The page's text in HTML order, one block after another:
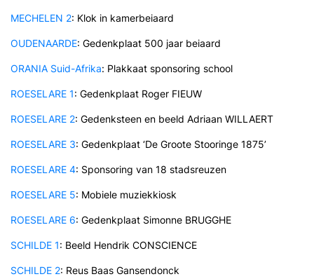
MECHELEN 2: Klok in kamerbeiaard
OUDENAARDE: Gedenkplaat 500 jaar beiaard
ORANIA Suid-Afrika: Plakkaat sponsoring school
ROESELARE 1: Gedenkplaat Roger FIEUW
ROESELARE 2: Gedenksteen en beeld Adriaan WILLAERT
ROESELARE 3: Gedenkplaat ‘De Groote Stooringe 1875’
ROESELARE 4: Sponsoring van 18 stadsreuzen
ROESELARE 5: Mobiele muziekkiosk
ROESELARE 6: Gedenkplaat Simonne BRUGGHE
SCHILDE 1: Beeld Hendrik CONSCIENCE
SCHILDE 2: Reus Baas Gansendonck